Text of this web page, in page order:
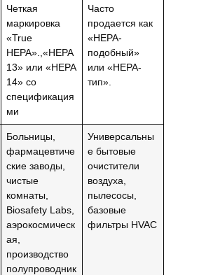
Четкая
маркировка
«True
HEPA».,«HEPA
13» или «HEPA
14» со
спецификация
ми
Часто
продается как
«HEPA-
подобный»
или «HEPA-
тип».
Больницы,
фармацевтиче
ские заводы,
чистые
комнаты,
Biosafety Labs,
аэрокосмическ
ая,
производство
полупроводник
Универсальны
е бытовые
очистители
воздуха,
пылесосы,
базовые
фильтры HVAC